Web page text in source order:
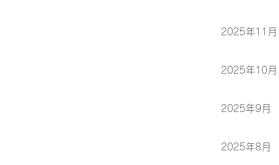
2025年11月
2025年10月
2025年9月
2025年8月